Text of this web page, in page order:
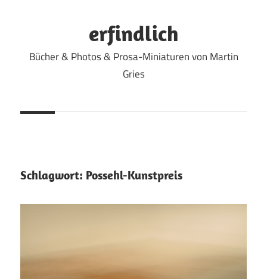
erfindlich
Bücher & Photos & Prosa-Miniaturen von Martin
Gries
Schlagwort: Possehl-Kunstpreis